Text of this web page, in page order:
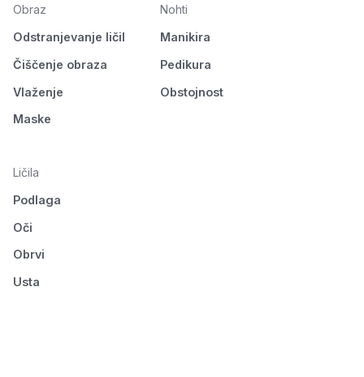
Obraz
Odstranjevanje ličil
Čiščenje obraza
Vlaženje
Maske
Nohti
Manikira
Pedikura
Obstojnost
Ličila
Podlaga
Oči
Obrvi
Usta